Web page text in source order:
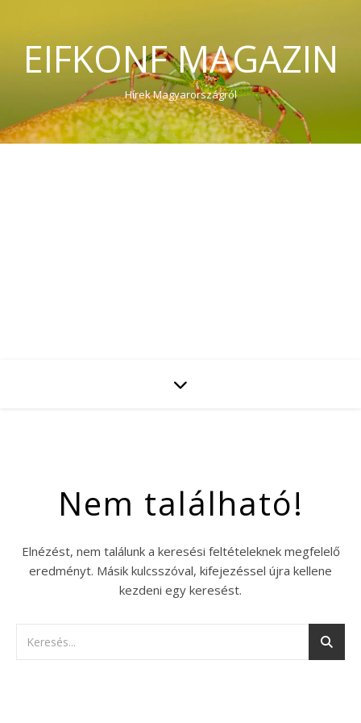
EIFKONF MAGAZIN
Hírek Magyarországról
Nem található!
Elnézést, nem találunk a keresési feltételeknek megfelelő
eredményt. Másik kulcsszóval, kifejezéssel újra kellene
kezdeni egy keresést.